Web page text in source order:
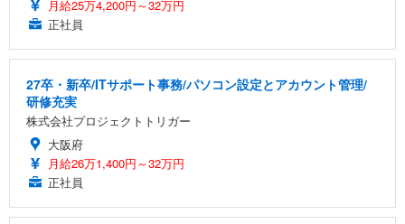
月給25万4,200円～32万円
正社員
27卒・新卒/ITサポート事務/パソコン設定とアカウント管理/
研修充実
株式会社プロジェクトトリガー
大阪府
月給26万1,400円～32万円
正社員